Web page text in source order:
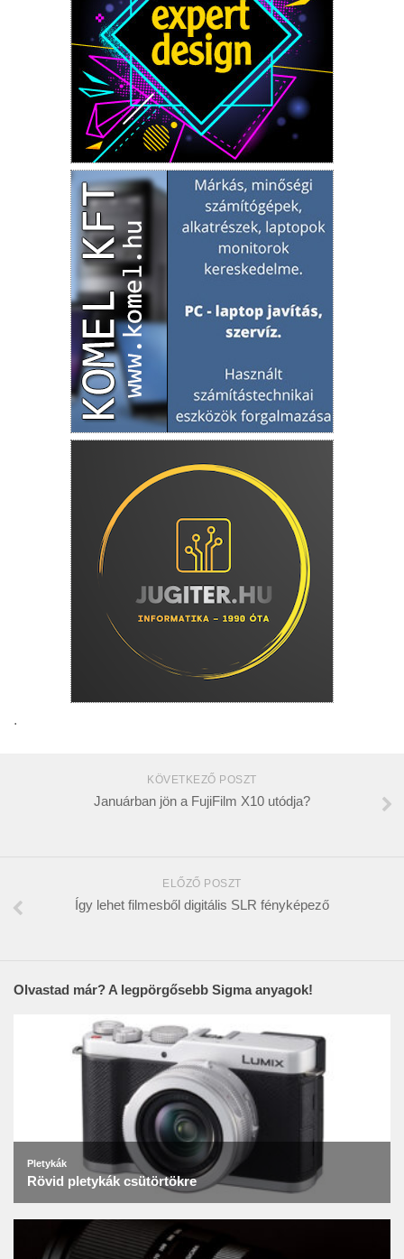
.
KÖVETKEZŐ POSZT
Januárban jön a FujiFilm X10 utódja?
ELŐZŐ POSZT
Így lehet filmesből digitális SLR fényképező
Olvastad már? A legpörgősebb Sigma anyagok!